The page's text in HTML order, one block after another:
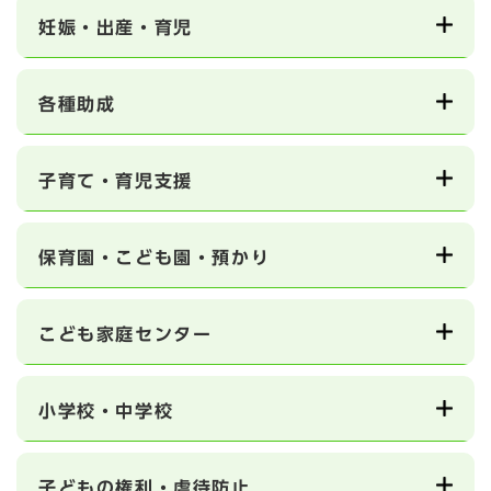
妊娠・出産・育児
各種助成
子育て・育児支援
保育園・こども園・預かり
こども家庭センター
小学校・中学校
子どもの権利・虐待防止